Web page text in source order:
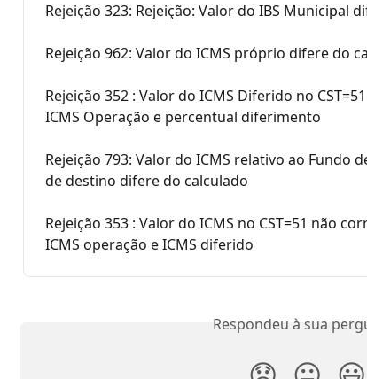
Rejeição 323: Rejeição: Valor do IBS Municipal
Rejeição 962: Valor do ICMS próprio difere do
Rejeição 352 : Valor do ICMS Diferido no
ICMS Operação e percentual diferimento
Rejeição 793: Valor do ICMS relativo ao Fundo
de destino difere do calculado
Rejeição 353 : Valor do ICMS no CST=51 não
ICMS operação e ICMS diferido
Respondeu à sua